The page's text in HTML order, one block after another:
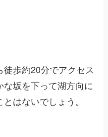
歩約20分でアクセス
坂を下って湖方向に
はないでしょう。